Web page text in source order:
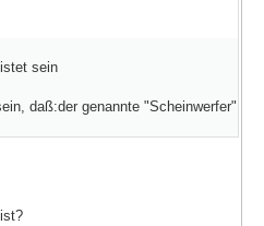
sein
daß:der genannte "Scheinwerfer"